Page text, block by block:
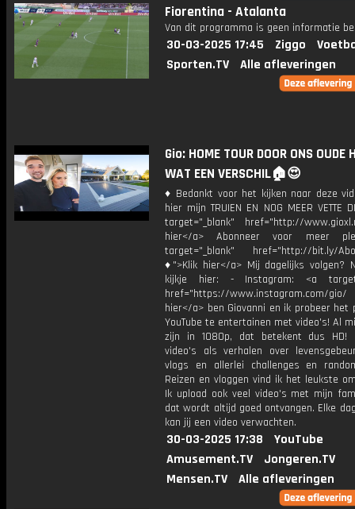
Fiorentina - Atalanta
Van dit programma is geen informatie
30-03-2025 17:45 Ziggo
Sporten.TV
Alle afleveringen
Gio: HOME TOUR DOOR ONS OUDE
WAT EEN VERSCHIL🏠😍
♦ Bedankt voor het kijken naar deze
hier mijn TRUIEN EN NOG MEER VETTE
target="_blank" href="http://
hier</a> Abonneer voor meer
target="_blank" href="http://bit.ly/
♦">Klik hier</a> Mij dagelijks volgen?
kijkje hier: - Instagram: <a
href="https://www.instagram.com/
hier</a> ben Giovanni en ik probeer het
YouTube te entertainen met video's! Al
zijn in 1080p, dat betekent dus HD!
video's als verhalen over
vlogs en allerlei challenges en
Reizen en vloggen vind ik het leukste
Ik upload ook veel video's met mijn
dat wordt altijd goed ontvangen. Elke
kan jij een video verwachten.
30-03-2025 17:38
YouTube
Amusement.TV
Jongeren.TV
Mensen.TV
Alle afleveringen